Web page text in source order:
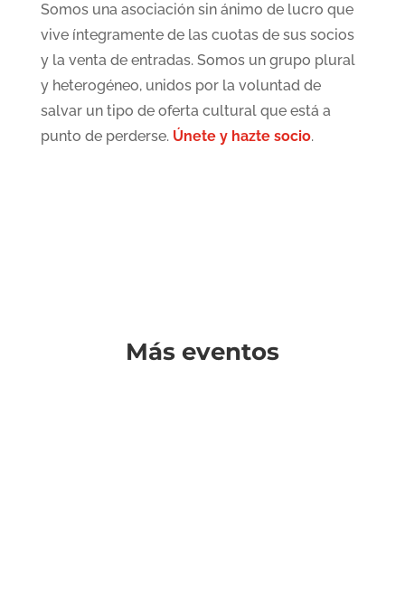
Somos una asociación sin ánimo de lucro que
vive íntegramente de las cuotas de sus socios
y la venta de entradas. Somos un grupo plural
y heterogéneo, unidos por la voluntad de
salvar un tipo de oferta cultural que está a
punto de perderse. Únete y hazte socio.
Más eventos